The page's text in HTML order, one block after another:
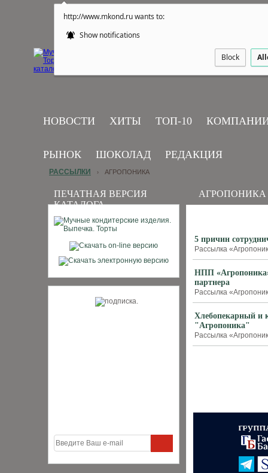
http://www.mkond.ru wants to:
Show notifications
Block
НОВОСТИ ХИТЫ ТОП-10
РЫНОК ШОКОЛАД РЕДАКЦИЯ
ПЕЧАТНАЯ ВЕРСИЯ
КАТАЛОГА
РАССЫЛКИ › АГРОПОНИКА
АГРОПОНИКА
5 причин
Рассылка
НПП «Агропоника»
партнера
Рассылка
Хлебопекарный и
"Агропоника"
Рассылка